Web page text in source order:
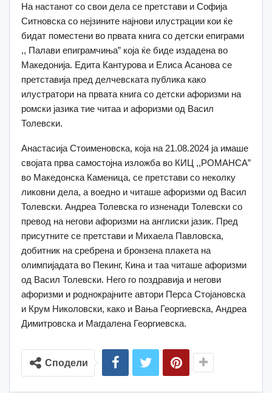
На настанот со свои дела се претстави и Софија
Ситновска со нејзините најнови илустрации кои ќе
бидат поместени во првата книга со детски епиграми
,, Палави епиграмчиња” која ќе биде издадена во
Македонија. Едита Кантурова и Елиса Асанова се
претставија пред делчевската публика како
илустратори на првата книга со детски афоризми на
ромски јазика тие читаа и афоризми од Васил
Толевски.
Анастасија Стоименовска, која на 21.08.2024 ја имаше
својата прва самостојна изложба во КИЦ ,,РОМАНСА”
во Македонска Каменица, се претстави со неколку
ликовни дела, а воедно и читаше афоризми од Васил
Толевски. Андреа Толевска го изненади Толевски со
превод на негови афоризми на англиски јазик. Пред
присутните се претстави и Михаела Павловска,
добитник на сребрена и бронзена плакета на
олимпијадата во Пекинг, Кина и таа читаше афоризми
од Васил Толевски. Него го поздравија и негови
афоризми и роднокрајните автори Перса Стојановска
и Крум Николовски, како и Вања Георгиевска, Андреа
Димитровска и Магдалена Георгиевска.
Сподели